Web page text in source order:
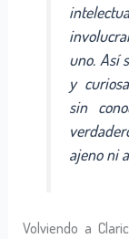
uno. Así
y
sin
ajeno ni
Volviendo a